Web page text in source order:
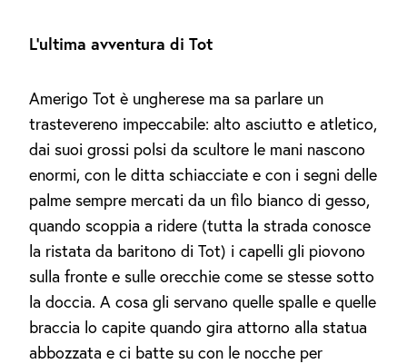
L’ultima avventura di Tot
Amerigo Tot è ungherese ma sa parlare un
trastevereno impeccabile: alto asciutto e atletico,
dai suoi grossi polsi da scultore le mani nascono
enormi, con le ditta schiacciate e con i segni delle
palme sempre mercati da un filo bianco di gesso,
quando scoppia a ridere (tutta la strada conosce
la ristata da baritono di Tot) i capelli gli piovono
sulla fronte e sulle orecchie come se stesse sotto
la doccia. A cosa gli servano quelle spalle e quelle
braccia lo capite quando gira attorno alla statua
abbozzata e ci batte su con le nocche per